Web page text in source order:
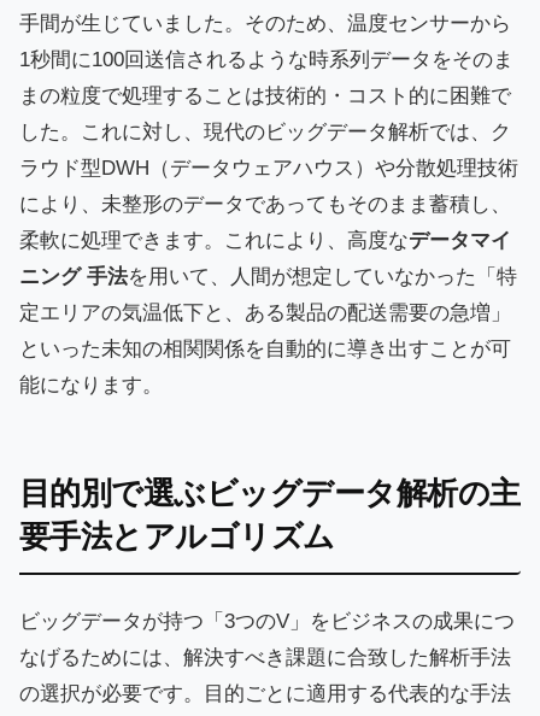
手間が生じていました。そのため、温度センサーから
1秒間に100回送信されるような時系列データをそのま
まの粒度で処理することは技術的・コスト的に困難で
した。これに対し、現代のビッグデータ解析では、ク
ラウド型DWH（データウェアハウス）や分散処理技術
により、未整形のデータであってもそのまま蓄積し、
柔軟に処理できます。これにより、高度なデータマイ
ニング 手法を用いて、人間が想定していなかった「特
定エリアの気温低下と、ある製品の配送需要の急増」
といった未知の相関関係を自動的に導き出すことが可
能になります。
目的別で選ぶビッグデータ解析の主
要手法とアルゴリズム
ビッグデータが持つ「3つのV」をビジネスの成果につ
なげるためには、解決すべき課題に合致した解析手法
の選択が必要です。目的ごとに適用する代表的な手法